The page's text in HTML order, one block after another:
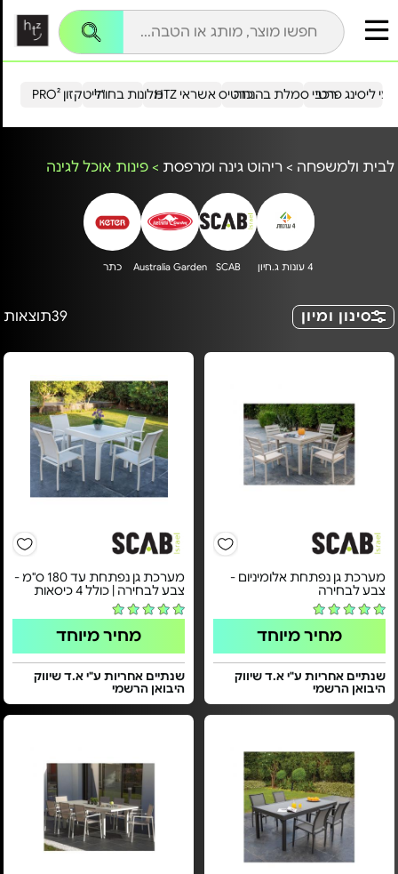
הייטקזון PRO²מלונות בחו"ל כרטיס אשראי HTZ ליסינג פרטירכבי סמלת בהנחה
לבית ולמשפחה > ריהוט גינה ומרפסת > פינות אוכל לגינה
4 עונות ג.חיון SCAB
Australia Garden כתר
סינון ומיון 39תוצאות
מערכת גן נפתחת אלומיניום -
צבע לבחירה
מחיר מיוחד
שנתיים אחריות ע"י א.ד שיווק
היבואן הרשמי
מערכת גן נפתחת עד 180 ס"מ -
צבע לבחירה | כולל 4 כיסאות
מחיר מיוחד
שנתיים אחריות ע"י א.ד שיווק
היבואן הרשמי